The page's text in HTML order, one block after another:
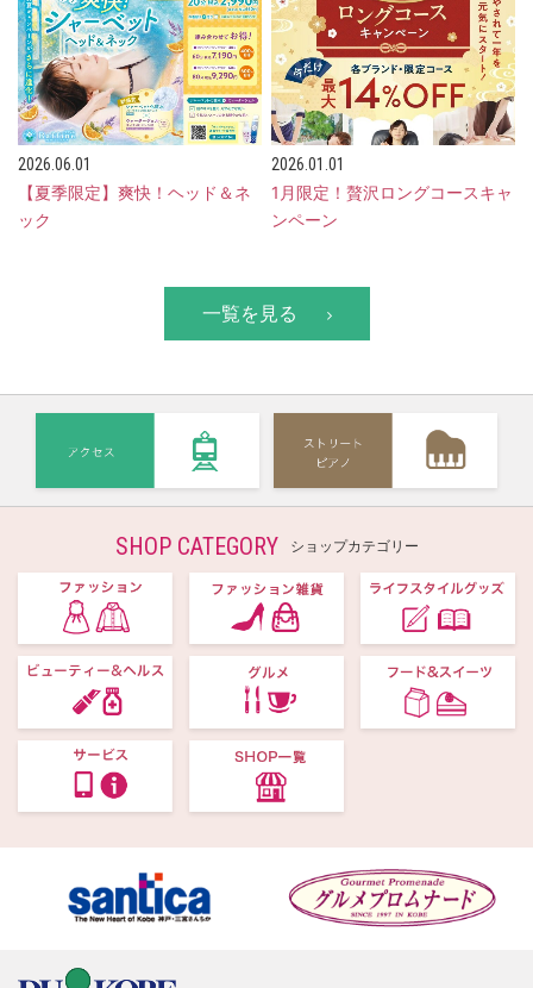
2026.06.01
【夏季限定】爽快！ヘッド＆ネ
ック
2026.01.01
1月限定！贅沢ロングコースキャ
ンペーン
一覧を見る
SHOP CATEGORY ショップカテゴリー